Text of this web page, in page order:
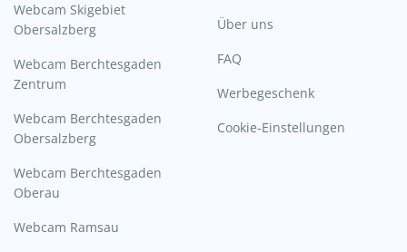
Webcam Skigebiet
Obersalzberg
Webcam Berchtesgaden
Zentrum
Webcam Berchtesgaden
Obersalzberg
Webcam Berchtesgaden
Oberau
Webcam Ramsau
Über uns
FAQ
Werbegeschenk
Cookie-Einstellungen